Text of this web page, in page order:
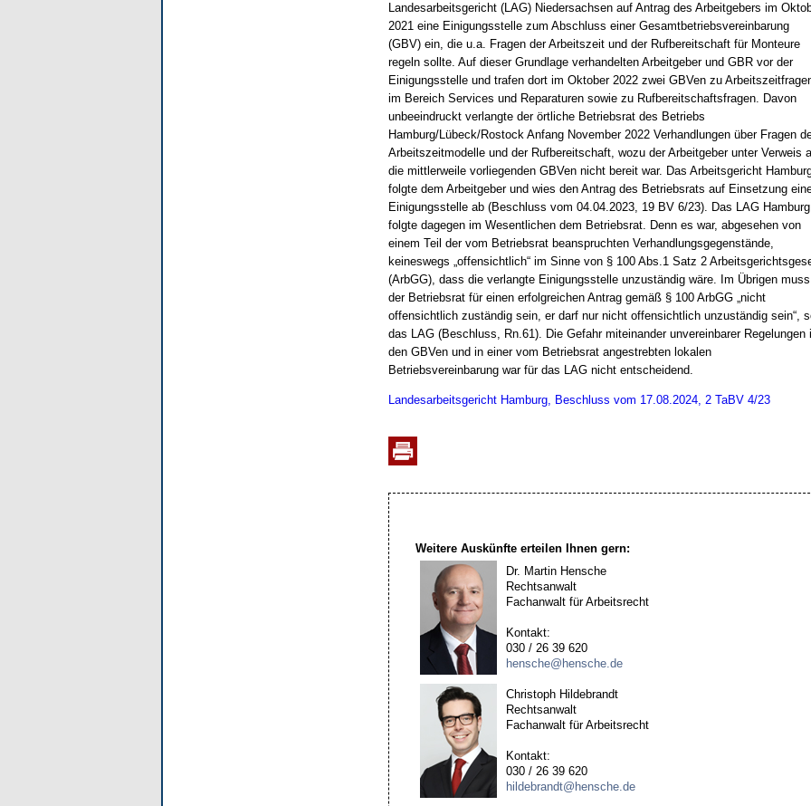
Landesarbeitsgericht (LAG) Niedersachsen auf Antrag des Arbeitgebers im
2021 eine Einigungsstelle zum Abschluss einer Gesamtbetriebsvereinbarung
(GBV) ein, die u.a. Fragen der Arbeitszeit und der Rufbereitschaft für Monteure
regeln sollte. Auf dieser Grundlage verhandelten Arbeitgeber und GBR vor der
Einigungsstelle und trafen dort im Oktober 2022 zwei GBVen zu
im Bereich Services und Reparaturen sowie zu Rufbereitschaftsfragen. Davon
unbeeindruckt verlangte der örtliche Betriebsrat des Betriebs
Hamburg/Lübeck/Rostock Anfang November 2022 Verhandlungen über Fragen
Arbeitszeitmodelle und der Rufbereitschaft, wozu der Arbeitgeber unter Verweis
die mittlerweile vorliegenden GBVen nicht bereit war. Das Arbeitsgericht
folgte dem Arbeitgeber und wies den Antrag des Betriebsrats auf Einsetzung
Einigungsstelle ab (Beschluss vom 04.04.2023, 19 BV 6/23). Das LAG Hamburg
folgte dagegen im Wesentlichen dem Betriebsrat. Denn es war, abgesehen von
einem Teil der vom Betriebsrat beanspruchten Verhandlungsgegenstände,
keineswegs „offensichtlich“ im Sinne von § 100 Abs.1 Satz 2
(ArbGG), dass die verlangte Einigungsstelle unzuständig wäre. Im Übrigen muss
der Betriebsrat für einen erfolgreichen Antrag gemäß § 100 ArbGG „nicht
offensichtlich zuständig sein, er darf nur nicht offensichtlich unzuständig sein“,
das LAG (Beschluss, Rn.61). Die Gefahr miteinander unvereinbarer Regelungen
den GBVen und in einer vom Betriebsrat angestrebten lokalen
Betriebsvereinbarung war für das LAG nicht entscheidend.
Landesarbeitsgericht Hamburg, Beschluss vom 17.08.2024, 2 TaBV 4/23
Weitere Auskünfte erteilen Ihnen gern:
Dr. Martin Hensche
Rechtsanwalt
Fachanwalt für Arbeitsrecht
Kontakt:
030 / 26 39 620
hensche@hensche.de
Christoph Hildebrandt
Rechtsanwalt
Fachanwalt für Arbeitsrecht
Kontakt:
030 / 26 39 620
hildebrandt@hensche.de